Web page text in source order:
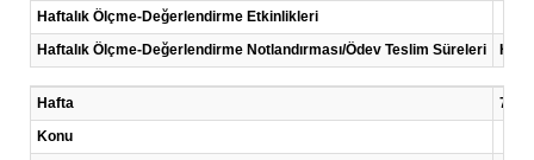
Haftalık Ölçme-Değerlendirme Etkinlikleri
Haftalık Ölçme-Değerlendirme Notlandırması/Ödev Teslim Süreleri
Her
Hafta
7
Konu